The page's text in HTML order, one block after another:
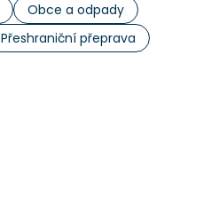
Obce a odpady
Přeshraniční přeprava